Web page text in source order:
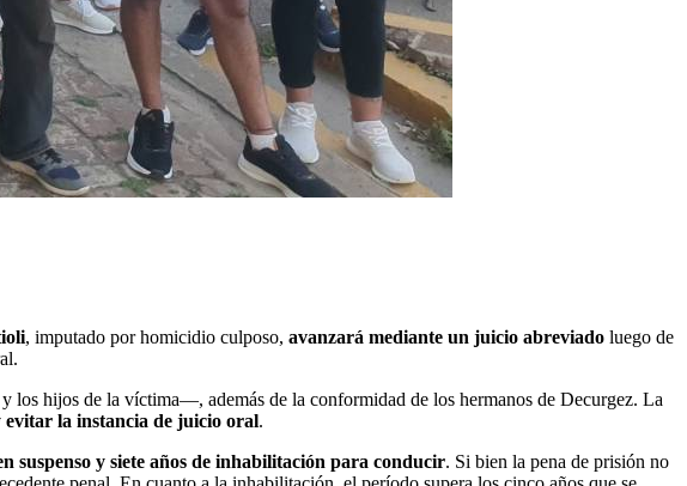
, imputado por homicidio culposo, avanzará mediante un juicio abreviado luego de
los hijos de la víctima—, además de la conformidad de los hermanos de Decurgez. La
evitar la instancia de juicio oral.
suspenso y siete años de inhabilitación para conducir. Si bien la pena de prisión no